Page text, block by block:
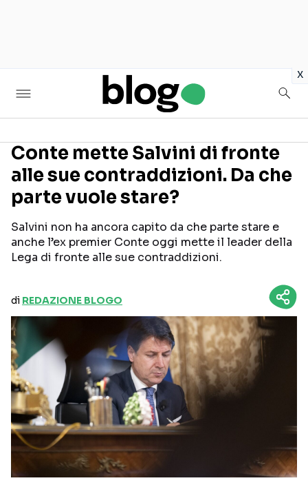
x
Seguici sui social
Conte mette Salvini di fronte
alle sue contraddizioni. Da che
parte vuole stare?
Salvini non ha ancora capito da che parte stare e
anche l’ex premier Conte oggi mette il leader della
Lega di fronte alle sue contraddizioni.
di REDAZIONE BLOGO